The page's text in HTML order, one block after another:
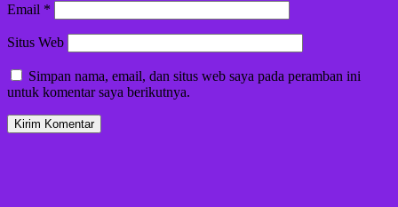
Email *
Situs Web
Simpan nama, email, dan situs web saya pada peramban ini
untuk komentar saya berikutnya.